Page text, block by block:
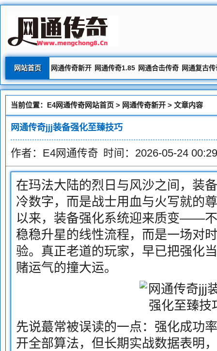
网站首页 网通传奇新开 网通传奇1.85 网通合击传奇 网通复古传
当前位置： E4网通传奇网站首页 > 网通传奇新开 > 文章内容
网通传奇jjj装备强化至臻技巧
作者：E4网通传奇 时间：2026-05-24
在玛法大陆的烈日与风沙之间，装
冷数字，而是战士用血与火写就的
以来，装备强化系统迎来质变——
稳稳升星的线性流程，而是一场对
验。真正老道的玩家，早已把强化
赌运气的撞大运。
先说蕞常被误读的一点：强化成功
开全部算法，但长期实战数据表明